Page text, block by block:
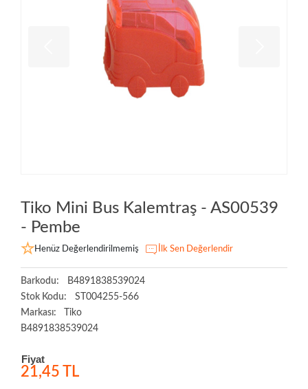
Tiko Mini Bus Kalemtraş - AS00539
- Pembe
Henüz Değerlendirilmemiş İlk Sen Değerlendir
Barkodu:
B4891838539024
Stok Kodu:
ST004255-566
Markası:
Tiko
B4891838539024
Fiyat
21,45 TL